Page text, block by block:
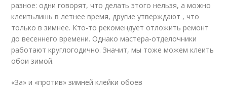
разное: одни говорят, что делать этого нельзя, а можно
клеитьлишь в летнее время, другие утверждают , что
только в зимнее. Кто-то рекомендует отложить ремонт
до весеннего времени. Однако мастера-отделочники
работают круглогодично. Значит, мы тоже можем клеить
обои зимой.
«За» и «против» зимней клейки обоев